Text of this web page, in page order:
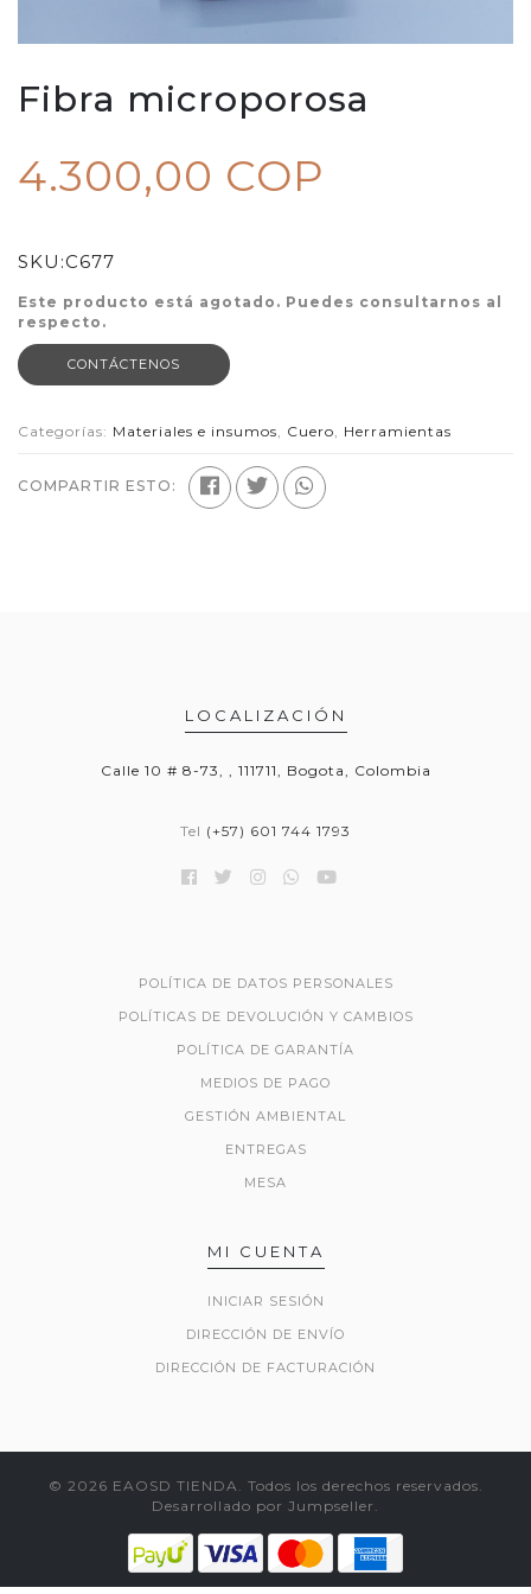
Fibra microporosa
4.300,00 COP
SKU:C677
Este producto está agotado. Puedes consultarnos al
respecto.
CONTÁCTENOS
Categorías: Materiales e insumos Cuero Herramientas
COMPARTIR ESTO:
LOCALIZACIÓN
Calle 10 # 8-73, , 111711, Bogota, Colombia
Tel (+57) 601 744 1793
POLÍTICA DE DATOS PERSONALES
POLÍTICAS DE DEVOLUCIÓN Y CAMBIOS
POLÍTICA DE GARANTÍA
MEDIOS DE PAGO
GESTIÓN AMBIENTAL
ENTREGAS
MESA
MI CUENTA
INICIAR SESIÓN
DIRECCIÓN DE ENVÍO
DIRECCIÓN DE FACTURACIÓN
© 2026 EAOSD TIENDA. Todos los derechos reservados.
Desarrollado por Jumpseller .